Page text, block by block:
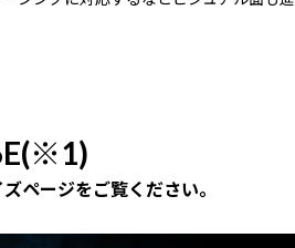
ページをご覧ください。